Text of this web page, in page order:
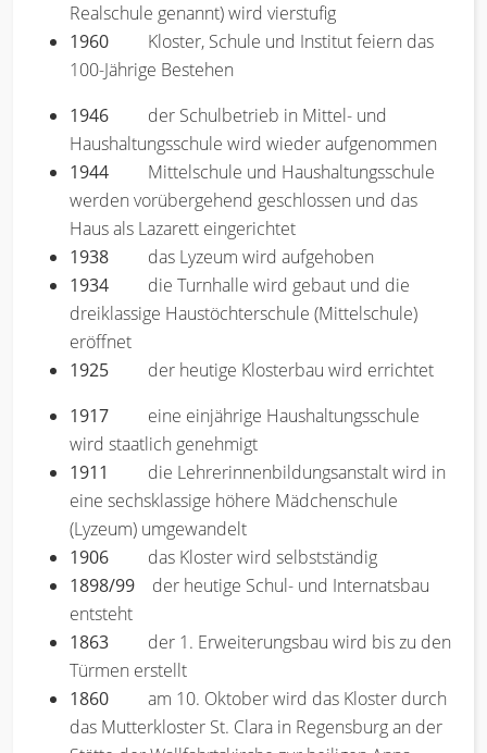
Realschule genannt) wird vierstufig
1960 Kloster, Schule und Institut feiern das
100-Jährige Bestehen
1946 der Schulbetrieb in Mittel- und
Haushaltungsschule wird wieder aufgenommen
1944 Mittelschule und Haushaltungsschule
werden vorübergehend geschlossen und das
Haus als Lazarett eingerichtet
1938 das Lyzeum wird aufgehoben
1934 die Turnhalle wird gebaut und die
dreiklassige Haustöchterschule (Mittelschule)
eröffnet
1925 der heutige Klosterbau wird errichtet
1917 eine einjährige Haushaltungsschule
wird staatlich genehmigt
1911 die Lehrerinnenbildungsanstalt wird in
eine sechsklassige höhere Mädchenschule
(Lyzeum) umgewandelt
1906 das Kloster wird selbstständig
1898/99 der heutige Schul- und Internatsbau
entsteht
1863 der 1. Erweiterungsbau wird bis zu den
Türmen erstellt
1860
am 10. Oktober wird das Kloster durch
das Mutterkloster St. Clara in Regensburg an der